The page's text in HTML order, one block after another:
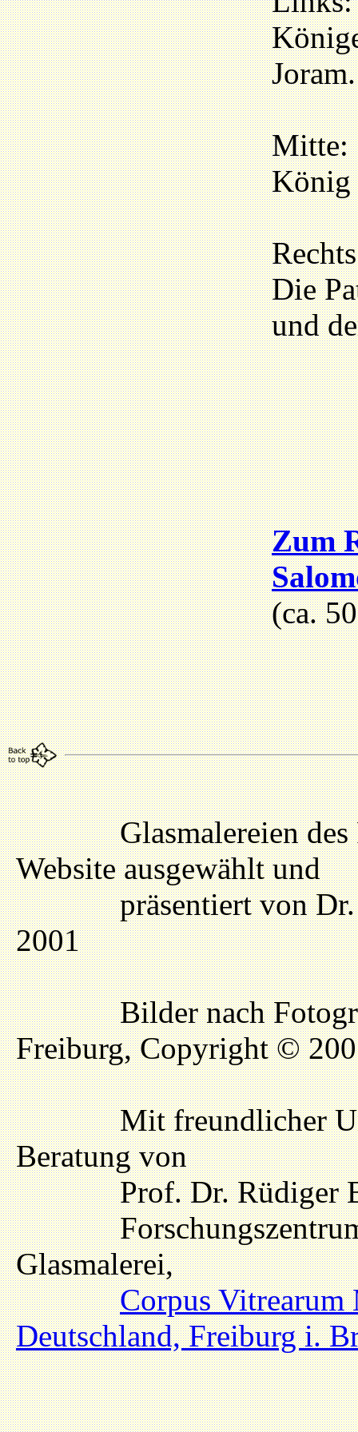
Joram.
Mitte:
König
Die
und
Zum
(ca.
Glasmalereien des
Website ausgewählt und
präsentiert von Dr.
2001
Bilder nach
Freiburg, Copyright ©
Mit freundlicher
Beratung von
Prof. Dr. Rüdiger
Forschungszentrum
Glasmalerei,
Corpus
Deutschland, Freiburg i.